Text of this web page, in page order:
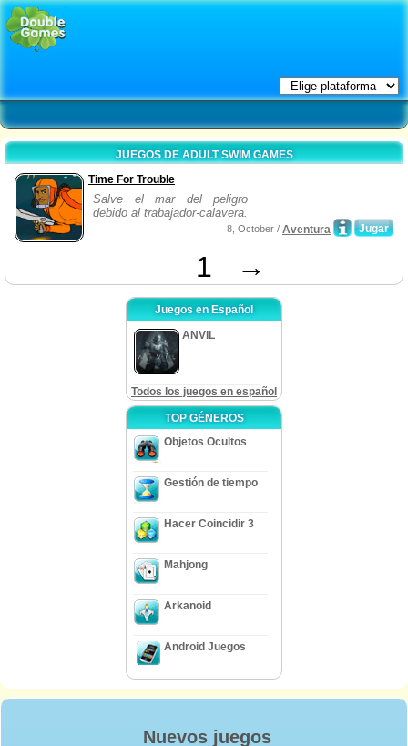
JUEGOS DE ADULT SWIM GAMES
Time For Trouble
Salve el mar del peligro
debido al trabajador-calavera.
Jugar
8, October / Aventura
1 →
Juegos en Español
ANVIL
Todos los juegos en español
TOP GÉNEROS
Objetos Ocultos
Gestión de tiempo
Hacer Coincidir 3
Mahjong
Arkanoid
Android Juegos
Nuevos juegos